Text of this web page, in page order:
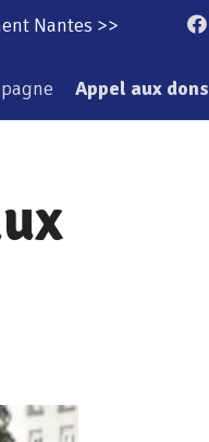
Nantes >>
Appel aux dons